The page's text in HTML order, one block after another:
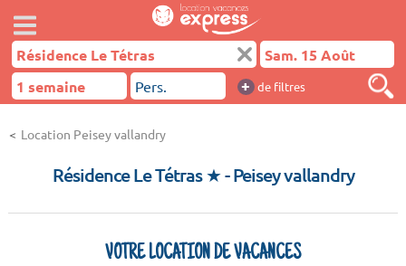
+ de filtres
Location Peisey vallandry
Résidence Le Tétras ★- Peisey vallandry
VOTRE LOCATION DE VACANCES